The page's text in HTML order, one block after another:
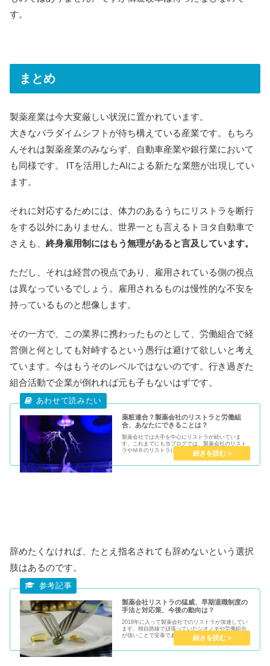
す。
まとめ
製薬産業は今大変厳しい状況に置かれています。
大きなパラダイムシフトが待ち構えている産業です。もちろ
んそれは製薬産業のみならず、自動車産業や銀行業において
も同様です。 ITを活用したAIによる新たな業態が出現してい
ます。
それに対応するためには、体力のあるうちにリストラを断行
をする以外にありません。世界一とも言えるトヨタ自動車で
さえも、 終身雇用制にはもう無理があると言及しています。
ただし、それは経営の視点であり、雇用されている側の視点
は異なっているでしょう。雇用されるものは慢性的な不安を
持っているものと想像します。
その一方で、この業界に携わったものとして、労働組合で経
営側と何としても対峙するという愚行は避けて欲しいと考え
ています。今はもうそのレベルではないのです。行き過ぎた
組合活動で企業が倒れれば元も子もないはずです。
薬粧連合？製薬会社のリストラと労働組
合、あなたにできることは？
製薬会社では大手を中心にリストラが続いていま
す。これまでにも当ブログでは、製薬会社のリスト
ラやＭＲのリストラについて言及していますが、日
本の製薬会社の置かれた状況を鑑みますと、今後も
辞めたくなければ、たとえ指名されても辞めないという選択
肢はあるのです。
製薬会社リストラの猛威、早期退職制度の
手法と対応策、今後の動向は？
2018年に入って製薬会社でのリストラが加速してい
ます。独自路線で頑張っていたシオノギや労働組合
が強いことで安泰であった日本ベーリンガーインゲ
ルハイムまでもついにリストラを断行です。次期19